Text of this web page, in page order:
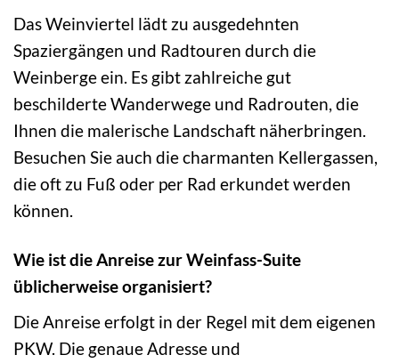
Das Weinviertel lädt zu ausgedehnten
Spaziergängen und Radtouren durch die
Weinberge ein. Es gibt zahlreiche gut
beschilderte Wanderwege und Radrouten, die
Ihnen die malerische Landschaft näherbringen.
Besuchen Sie auch die charmanten Kellergassen,
die oft zu Fuß oder per Rad erkundet werden
können.
Wie ist die Anreise zur Weinfass-Suite
üblicherweise organisiert?
Die Anreise erfolgt in der Regel mit dem eigenen
PKW. Die genaue Adresse und